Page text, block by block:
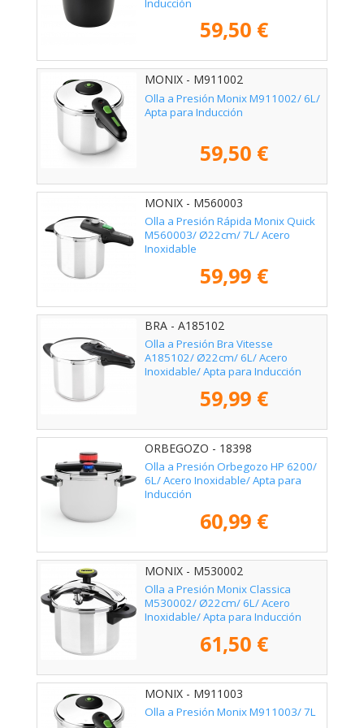
Inducción
59,50 €
MONIX - M911002
Olla a Presión Monix M911002/ 6L/
Apta para Inducción
59,50 €
MONIX - M560003
Olla a Presión Rápida Monix Quick
M560003/ Ø22cm/ 7L/ Acero
Inoxidable
59,99 €
BRA - A185102
Olla a Presión Bra Vitesse
A185102/ Ø22cm/ 6L/ Acero
Inoxidable/ Apta para Inducción
59,99 €
ORBEGOZO - 18398
Olla a Presión Orbegozo HP 6200/
6L/ Acero Inoxidable/ Apta para
Inducción
60,99 €
MONIX - M530002
Olla a Presión Monix Classica
M530002/ Ø22cm/ 6L/ Acero
Inoxidable/ Apta para Inducción
61,50 €
MONIX - M911003
Olla a Presión Monix M911003/ 7L